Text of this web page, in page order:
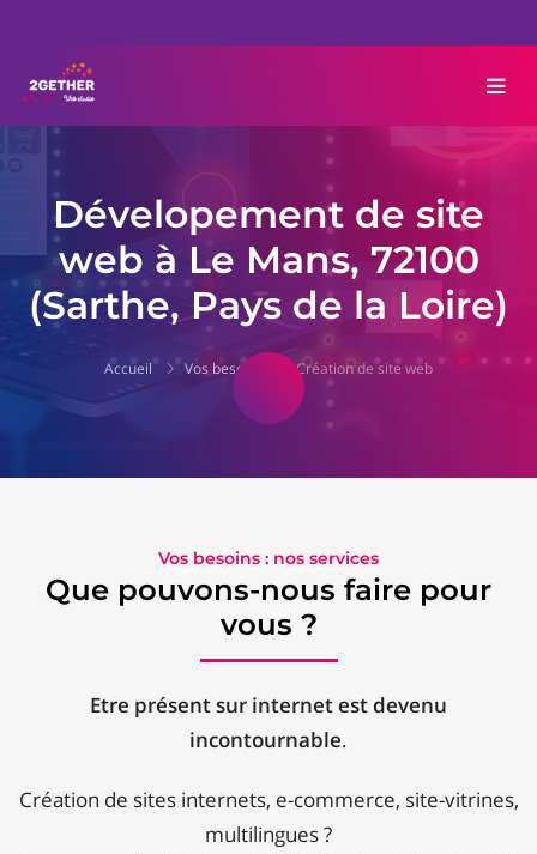
Dévelopement de site
web à Le Mans, 72100
(Sarthe, Pays de la Loire)
Accueil Vos besoins Création de site web
Vos besoins : nos services
Que pouvons-nous faire pour
vous ?
Etre présent sur internet est devenu
incontournable.
Création de sites internets, e-commerce, site-vitrines,
multilingues ?